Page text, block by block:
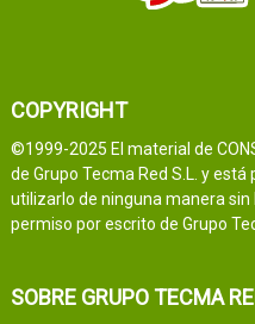
COPYRIGHT
©1999-2025 El material de
de Grupo Tecma Red S.L. y
utilizarlo de ninguna manera
permiso por escrito de Grupo
SOBRE GRUPO TECMA